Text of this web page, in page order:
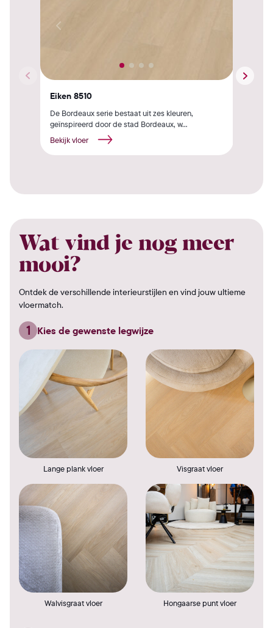
Eiken 8510
De Bordeaux serie bestaat uit zes kleuren,
geïnspireerd door de stad Bordeaux, w...
Bekijk vloer
Wat vind je nog meer
mooi?
Ontdek de verschillende interieurstijlen en vind jouw ultieme
vloermatch.
1 Kies de gewenste legwijze
Lange plank vloer Visgraat vloer
Walvisgraat vloer Hongaarse punt vloer